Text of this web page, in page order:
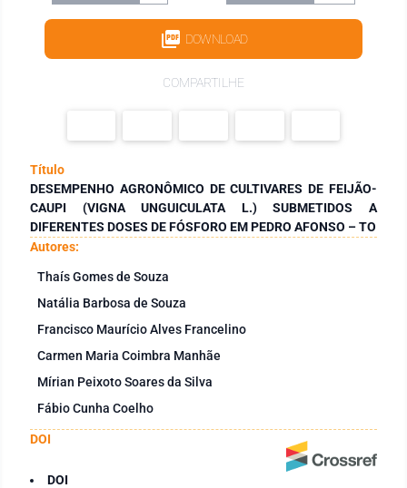
DOWNLOAD
COMPARTILHE
Título
DESEMPENHO AGRONÔMICO DE CULTIVARES DE FEIJÃO-
CAUPI (VIGNA UNGUICULATA L.) SUBMETIDOS A
DIFERENTES DOSES DE FÓSFORO EM PEDRO AFONSO – TO
Autores:
Thaís Gomes de Souza
Natália Barbosa de Souza
Francisco Maurício Alves Francelino
Carmen Maria Coimbra Manhãe
Mírian Peixoto Soares da Silva
Fábio Cunha Coelho
DOI
DOI